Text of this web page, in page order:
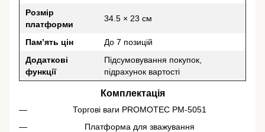
Розмір
платформи
34.5 × 23 см
Пам’ять цін
До 7 позицій
Додаткові
функції
Підсумовування покупок,
підрахунок вартості
Комплектація
Торгові ваги PROMOTEC PM-5051
Платформа для зважування